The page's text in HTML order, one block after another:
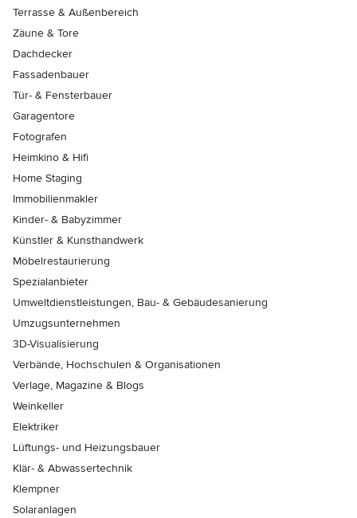
Terrasse & Außenbereich
Zäune & Tore
Dachdecker
Fassadenbauer
Tür- & Fensterbauer
Garagentore
Fotografen
Heimkino & Hifi
Home Staging
Immobilienmakler
Kinder- & Babyzimmer
Künstler & Kunsthandwerk
Möbelrestaurierung
Spezialanbieter
Umweltdienstleistungen, Bau- & Gebäudesanierung
Umzugsunternehmen
3D-Visualisierung
Verbände, Hochschulen & Organisationen
Verlage, Magazine & Blogs
Weinkeller
Elektriker
Lüftungs- und Heizungsbauer
Klär- & Abwassertechnik
Klempner
Solaranlagen